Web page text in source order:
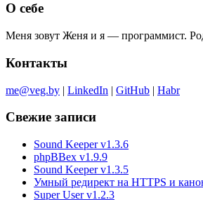
О себе
Меня зовут Женя и я — программист.
Контакты
me@veg.by | LinkedIn | GitHub | Habr
Свежие записи
Sound Keeper v1.3.6
phpBBex v1.9.9
Sound Keeper v1.3.5
Умный редирект на HTTPS и
Super User v1.2.3